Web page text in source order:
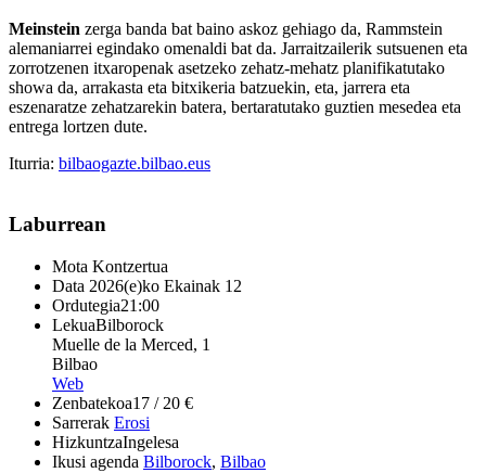
Meinstein zerga banda bat baino askoz gehiago da, Rammstein
alemaniarrei egindako omenaldi bat da. Jarraitzailerik sutsuenen eta
zorrotzenen itxaropenak asetzeko zehatz-mehatz planifikatutako
showa da, arrakasta eta bitxikeria batzuekin, eta, jarrera eta
eszenaratze zehatzarekin batera, bertaratutako guztien mesedea eta
entrega lortzen dute.
Iturria: bilbaogazte.bilbao.eus
Laburrean
Mota Kontzertua
Data 2026(e)ko Ekainak 12
Ordutegia21:00
LekuaBilborock
Muelle de la Merced, 1
Bilbao
Web
Zenbatekoa17 / 20 €
Sarrerak Erosi
HizkuntzaIngelesa
Ikusi agenda Bilborock, Bilbao